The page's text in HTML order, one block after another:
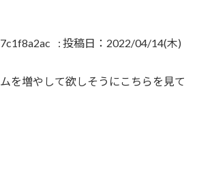
7c1f8a2ac : 投稿日：2022/04/14(木)
を増やして欲しそうにこちらを見て